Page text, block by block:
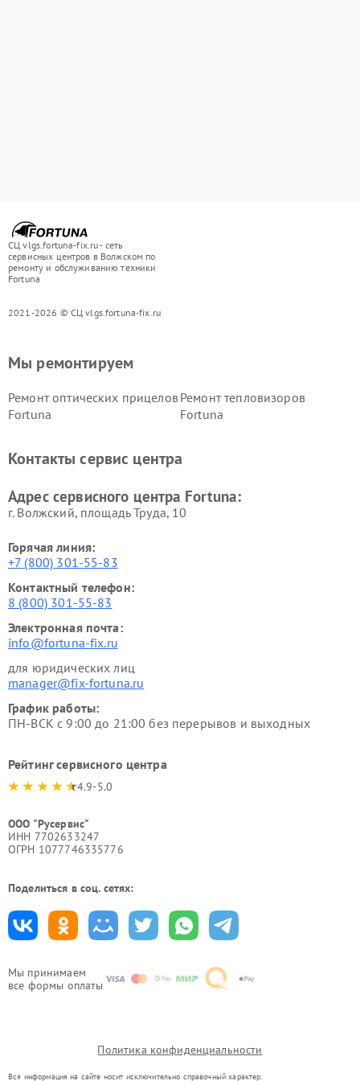
СЦ vlgs.fortuna-fix.ru - сеть
сервисных центров в Волжском по
ремонту и обслуживанию техники
Fortuna
2021-2026 © СЦ vlgs.fortuna-fix.ru
Мы принимаем
все формы оплаты
Мы ремонтируем
Ремонт оптических прицелов
Fortuna
Ремонт тепловизоров
Fortuna
Контакты сервис центра
Адрес сервисного центра Fortuna:
г. Волжский, площадь Труда, 10
Горячая линия:
+7 (800) 301-55-83
Контактный телефон:
8 (800) 301-55-83
Электронная почта:
info@fortuna-fix.ru
для юридических лиц
manager@fix-fortuna.ru
График работы:
ПН-ВСК с 9:00 до 21:00 без перерывов и выходных
Рейтинг сервисного центра
4.9-5.0
ООО "Русервис"
ИНН 7702633247
ОГРН 1077746335776
Поделиться в соц. сетях:
Политика конфиденциальности
Вся информация на сайте носит исключительно справочный характер.